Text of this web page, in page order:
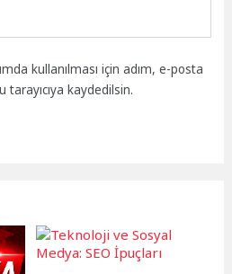
kullanılması için adım, e-posta
kaydedilsin.